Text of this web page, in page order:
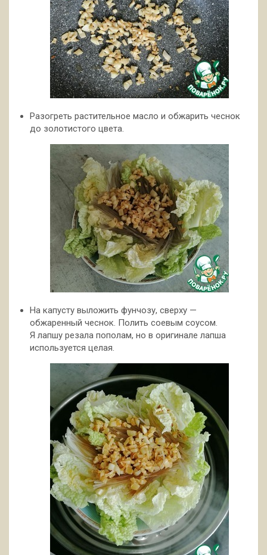
Разогреть растительное масло и обжарить чеснок
до золотистого цвета.
На капусту выложить фунчозу, сверху —
обжаренный чеснок. Полить соевым соусом.
Я лапшу резала пополам, но в оригинале лапша
используется целая.